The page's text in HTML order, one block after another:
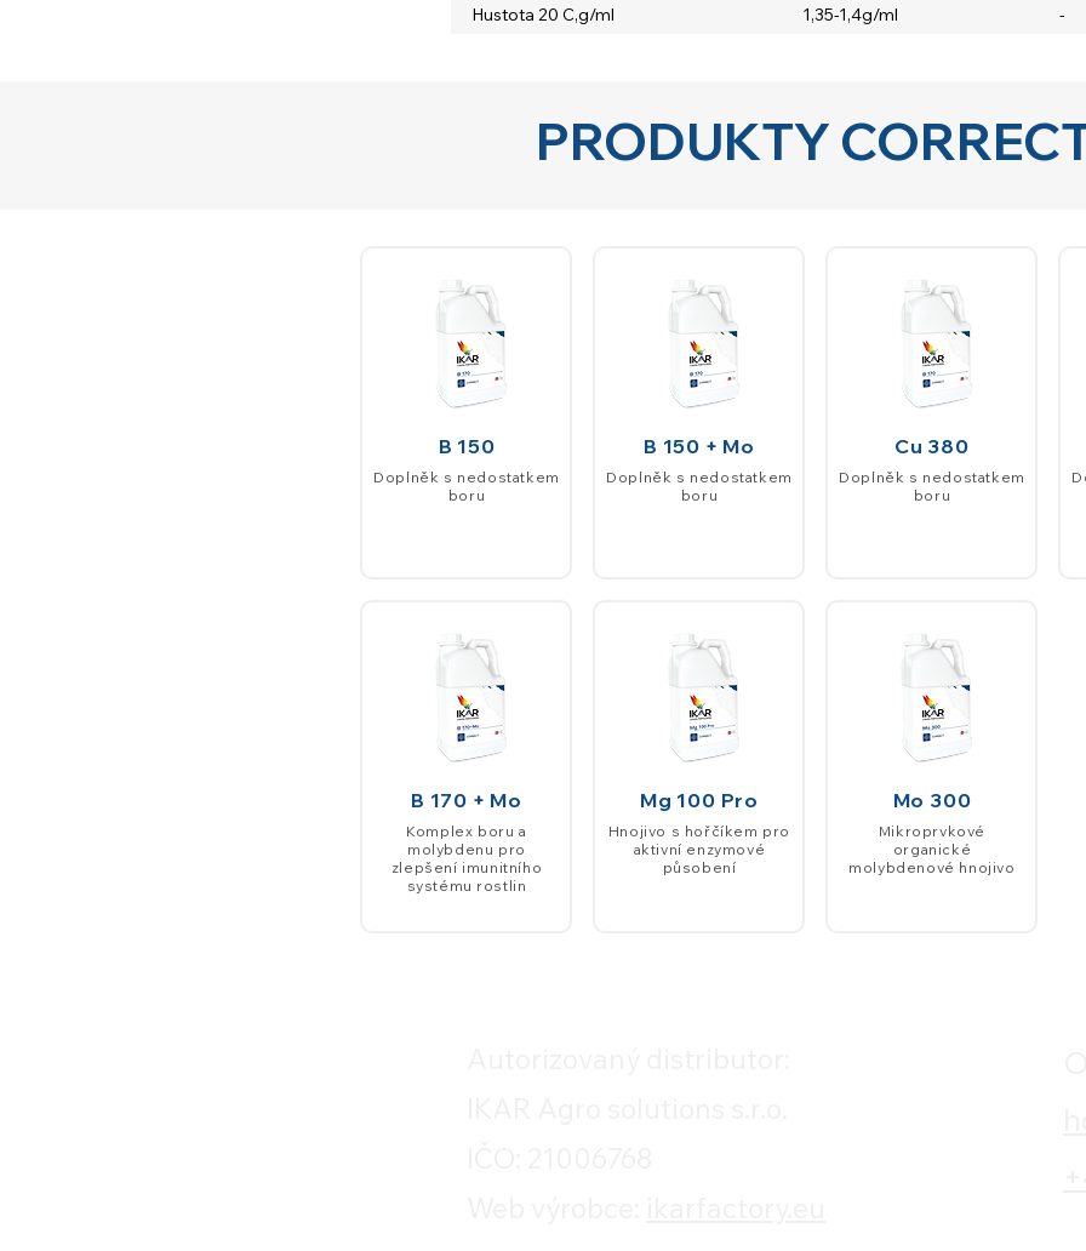
Hustota 20 C,g/ml 1,35-1,4g/ml -
PRODUKTY
B 150
Doplněk s nedostatkem
boru
B 170 + Mo
Komplex boru a
molybdenu pro
zlepšení imunitního
systému rostlin
B 150 + Mo
Doplněk s nedostatkem
boru
Mg 100 Pro
Hnojivo s hořčíkem pro
aktivní enzymové
působení
Cu 380
Doplněk s nedostatkem
boru
Mo 300
Mikroprvkové
organické
molybdenové hnojivo